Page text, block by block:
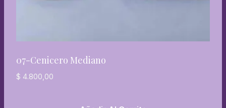
07-Cenicero Mediano
$ 4.800,00